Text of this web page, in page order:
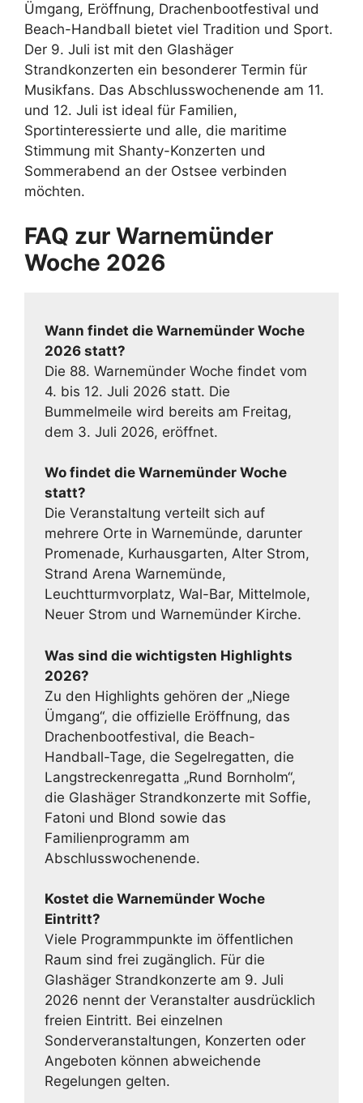
Ümgang, Eröffnung, Drachenbootfestival und
Beach-Handball bietet viel Tradition und Sport.
Der 9. Juli ist mit den Glashäger
Strandkonzerten ein besonderer Termin für
Musikfans. Das Abschlusswochenende am 11.
und 12. Juli ist ideal für Familien,
Sportinteressierte und alle, die maritime
Stimmung mit Shanty-Konzerten und
Sommerabend an der Ostsee verbinden
möchten.
FAQ zur Warnemünder
Woche 2026
Wann findet die Warnemünder Woche
2026 statt?
Die 88. Warnemünder Woche findet vom
4. bis 12. Juli 2026 statt. Die
Bummelmeile wird bereits am Freitag,
dem 3. Juli 2026, eröffnet.
Wo findet die Warnemünder Woche
statt?
Die Veranstaltung verteilt sich auf
mehrere Orte in Warnemünde, darunter
Promenade, Kurhausgarten, Alter Strom,
Strand Arena Warnemünde,
Leuchtturmvorplatz, Wal-Bar, Mittelmole,
Neuer Strom und Warnemünder Kirche.
Was sind die wichtigsten Highlights
2026?
Zu den Highlights gehören der „Niege
Ümgang“, die offizielle Eröffnung, das
Drachenbootfestival, die Beach-
Handball-Tage, die Segelregatten, die
Langstreckenregatta „Rund Bornholm“,
die Glashäger Strandkonzerte mit Soffie,
Fatoni und Blond sowie das
Familienprogramm am
Abschlusswochenende.
Kostet die Warnemünder Woche
Eintritt?
Viele Programmpunkte im öffentlichen
Raum sind frei zugänglich. Für die
Glashäger Strandkonzerte am 9. Juli
2026 nennt der Veranstalter ausdrücklich
freien Eintritt. Bei einzelnen
Sonderveranstaltungen, Konzerten oder
Angeboten können abweichende
Regelungen gelten.